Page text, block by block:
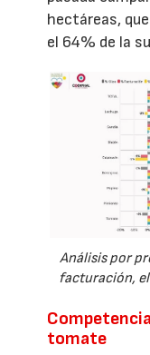
hectáreas,
el 64% de la
Análisis por
facturación,
tomate